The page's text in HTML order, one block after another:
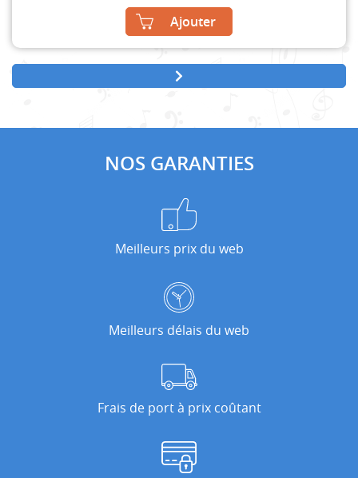
Ajouter
NOS GARANTIES
Meilleurs prix du web
Meilleurs délais du web
Frais de port à prix coûtant